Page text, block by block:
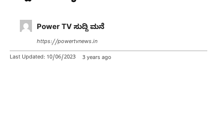
Power TV ಸುದ್ದಿ ಮನೆ
https://powertvnews.in
Last Updated: 10/06/2023 3 years ago